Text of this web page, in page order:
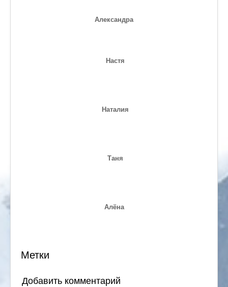
Александра
Настя
Наталия
Таня
Алёна
Метки
Добавить комментарий